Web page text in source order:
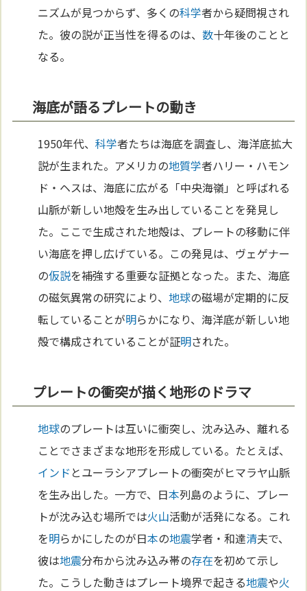
ニズムが見つからず、多くの科学者から疑問視され
た。彼の説が正当性を得るのは、数十年後のことと
なる。
海底が語るプレートの動き
1950年代、科学者たちは海底を調査し、海洋底拡大
説が生まれた。アメリカの地質学者ハリー・ハモン
ド・ヘスは、海底に広がる「中央海嶺」と呼ばれる
山脈が新しい地殻を生み出していることを発見し
た。ここで生成された地殻は、プレートの移動に伴
い海底を押し広げている。この発見は、ヴェゲナー
の仮説を補強する重要な証拠となった。また、海底
の磁気異常の研究により、地球の磁場が定期的に反
転していることが明らかになり、海洋底が新しい地
殻で構成されていることが証明された。
プレートの衝突が描く地形のドラマ
地球のプレートは互いに衝突し、沈み込み、離れる
ことでさまざまな地形を形成している。たとえば、
インド とユーラシアプレートの衝突がヒマラヤ山脈
を生み出した。一方で、日本列島のように、プレー
トが沈み込む場所では火山活動が活発になる。これ
を明らかにしたのが日本の地震学者・和達清夫で、
彼は地震分布から沈み込み帯の存在を初めて示し
た。こうした動きはプレート境界で起きる地震や火